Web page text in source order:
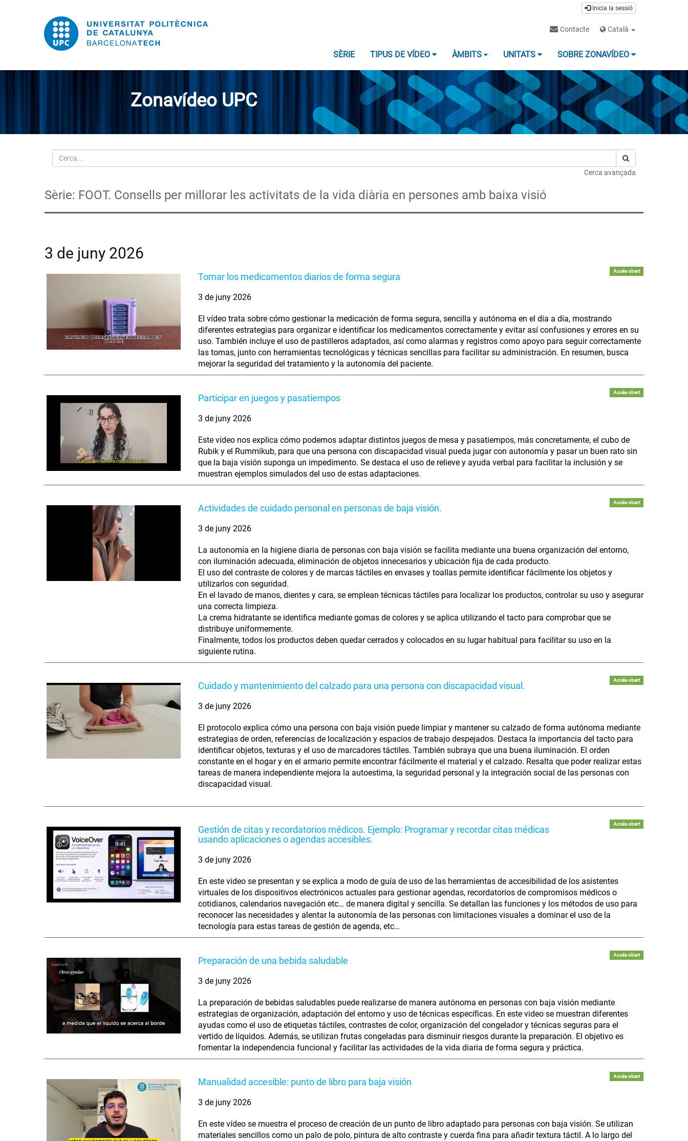
Inicia la sessió
Contacte Català
SÈRIE TIPUS DE VÍDEO ÀMBITS UNITATS SOBRE ZONAVÍDEO
Zonavídeo UPC
Cerca
Cerca avançada
Sèrie: FOOT. Consells per millorar les activitats de la vida diària en persones amb baixa visió
3 de juny 2026
Tomar los medicamentos diarios de forma segura
Accés obert
3 de juny 2026
El vídeo trata sobre cómo gestionar la medicación de forma segura, sencilla y autónoma en el día a día, mostrando
diferentes estrategias para organizar e identificar los medicamentos correctamente y evitar así confusiones y errores en su
uso. También incluye el uso de pastilleros adaptados, así como alarmas y registros como apoyo para seguir correctamente
las tomas, junto con herramientas tecnológicas y técnicas sencillas para facilitar su administración. En resumen, busca
mejorar la seguridad del tratamiento y la autonomía del paciente.
Participar en juegos y pasatiempos
Accés obert
3 de juny 2026
Este vídeo nos explica cómo podemos adaptar distintos juegos de mesa y pasatiempos, más concretamente, el cubo de
Rubik y el Rummikub, para que una persona con discapacidad visual pueda jugar con autonomía y pasar un buen rato sin
que la baja visión suponga un impedimento. Se destaca el uso de relieve y ayuda verbal para facilitar la inclusión y se
muestran ejemplos simulados del uso de estas adaptaciones.
Actividades de cuidado personal en personas de baja visión.
Accés obert
3 de juny 2026
La autonomía en la higiene diaria de personas con baja visión se facilita mediante una buena organización del entorno,
con iluminación adecuada, eliminación de objetos innecesarios y ubicación fija de cada producto.
El uso del contraste de colores y de marcas táctiles en envases y toallas permite identificar fácilmente los objetos y
utilizarlos con seguridad.
En el lavado de manos, dientes y cara, se emplean técnicas táctiles para localizar los productos, controlar su uso y asegurar
una correcta limpieza.
La crema hidratante se identifica mediante gomas de colores y se aplica utilizando el tacto para comprobar que se
distribuye uniformemente.
Finalmente, todos los productos deben quedar cerrados y colocados en su lugar habitual para facilitar su uso en la
siguiente rutina.
Cuidado y mantenimiento del calzado para una persona con discapacidad visual.
Accés obert
3 de juny 2026
El protocolo explica cómo una persona con baja visión puede limpiar y mantener su calzado de forma autónoma mediante
estrategias de orden, referencias de localización y espacios de trabajo despejados. Destaca la importancia del tacto para
identificar objetos, texturas y el uso de marcadores táctiles. También subraya que una buena iluminación. El orden
constante en el hogar y en el armario permite encontrar fácilmente el material y el calzado. Resalta que poder realizar estas
tareas de manera independiente mejora la autoestima, la seguridad personal y la integración social de las personas con
discapacidad visual.
Gestión de citas y recordatorios médicos. Ejemplo: Programar y recordar citas médicas
usando aplicaciones o agendas accesibles.
Accés obert
3 de juny 2026
En este video se presentan y se explica a modo de guía de uso de las herramientas de accesibilidad de los asistentes
virtuales de los dispositivos electrónicos actuales para gestionar agendas, recordatorios de compromisos médicos o
cotidianos, calendarios navegación etc… de manera digital y sencilla. Se detallan las funciones y los métodos de uso para
reconocer las necesidades y alentar la autonomía de las personas con limitaciones visuales a dominar el uso de la
tecnología para estas tareas de gestión de agenda, etc…
Preparación de una bebida saludable
Accés obert
3 de juny 2026
La preparación de bebidas saludables puede realizarse de manera autónoma en personas con baja visión mediante
estrategias de organización, adaptación del entorno y uso de técnicas específicas. En este video se muestran diferentes
ayudas como el uso de etiquetas táctiles, contrastes de color, organización del congelador y técnicas seguras para el
vertido de líquidos. Además, se utilizan frutas congeladas para disminuir riesgos durante la preparación. El objetivo es
fomentar la independencia funcional y facilitar las actividades de la vida diaria de forma segura y práctica.
Manualidad accesible: punto de libro para baja visión
Accés obert
3 de juny 2026
En este vídeo se muestra el proceso de creación de un punto de libro adaptado para personas con baja visión. Se utilizan
materiales sencillos como un palo de polo, pintura de alto contraste y cuerda fina para añadir textura táctil. A lo largo del